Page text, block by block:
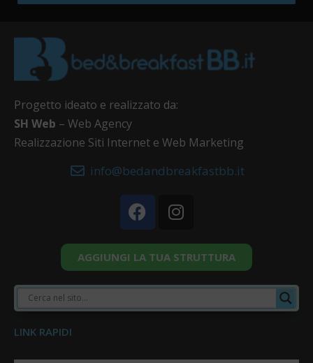
Progetto ideato e realizzato da:
SH Web – Web Agency
Realizzazione Siti Internet e Web Marketing
info@bedandbreakfastbb.it
AGGIUNGI LA TUA STRUTTURA
LINK RAPIDI